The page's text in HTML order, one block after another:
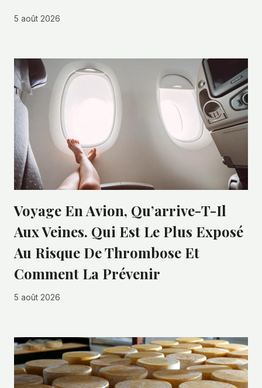
5 août 2026
Voyage En Avion, Qu’arrive-T-Il
Aux Veines. Qui Est Le Plus Exposé
Au Risque De Thrombose Et
Comment La Prévenir
5 août 2026